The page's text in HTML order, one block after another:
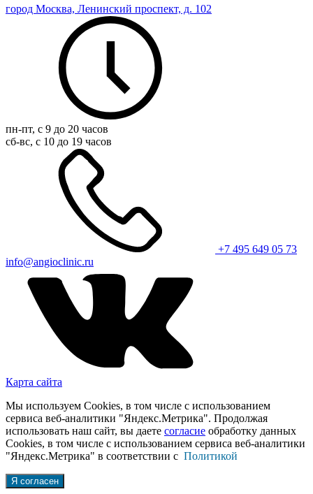
город Москва, Ленинский проспект, д. 102
пн-пт, с 9 до 20 часов
сб-вс, с 10 до 19 часов
+7 495 649 05 73
info@angioclinic.ru
Карта сайта
Мы используем Cookies, в том числе с использованием
сервиса веб-аналитики "Яндекс.Метрика". Продолжая
использовать наш сайт, вы даете согласие обработку данных
Cookies, в том числе с использованием сервиса веб-аналитики
"Яндекс.Метрика" в соответствии с Политикой
Я согласен